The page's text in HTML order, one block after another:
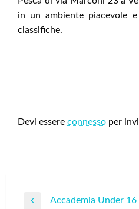
in un ambiente piacevole
classifiche.
Devi essere connesso per
Navigazione
Accademia Under 16